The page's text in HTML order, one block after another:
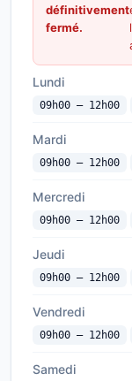
définitivement
fermé.
Lundi
09h00 — 12h00
Mardi
09h00 — 12h00
Mercredi
09h00 — 12h00
Jeudi
09h00 — 12h00
Vendredi
09h00 — 12h00
Samedi